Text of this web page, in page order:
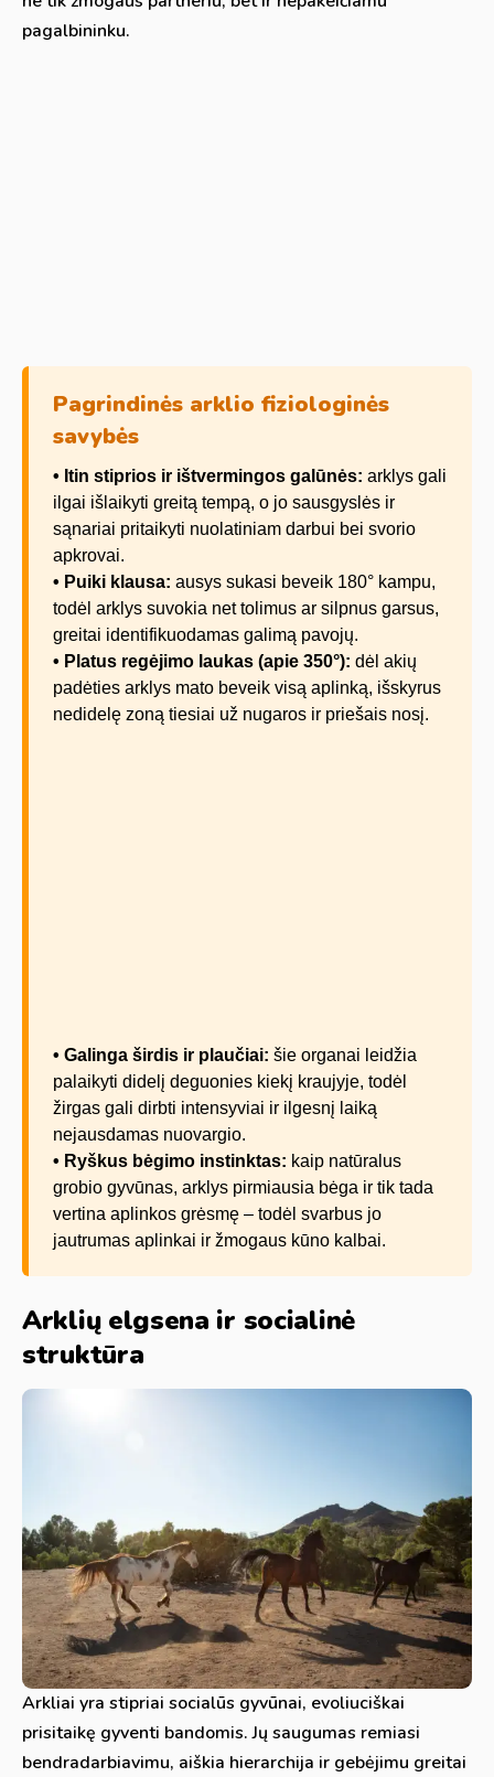
pagalbininku.
Pagrindinės arklio fiziologinės
savybės
• Itin stiprios ir ištvermingos galūnės: arklys gali
ilgai išlaikyti greitą tempą, o jo sausgyslės ir
sąnariai pritaikyti nuolatiniam darbui bei svorio
apkrovai.
• Puiki klausa: ausys sukasi beveik 180° kampu,
todėl arklys suvokia net tolimus ar silpnus garsus,
greitai identifikuodamas galimą pavojų.
• Platus regėjimo laukas (apie 350°): dėl akių
padėties arklys mato beveik visą aplinką, išskyrus
nedidelę zoną tiesiai už nugaros ir priešais nosį.
• Galinga širdis ir plaučiai: šie organai leidžia
palaikyti didelį deguonies kiekį kraujyje, todėl
žirgas gali dirbti intensyviai ir ilgesnį laiką
nejausdamas nuovargio.
• Ryškus bėgimo instinktas: kaip natūralus
grobio gyvūnas, arklys pirmiausia bėga ir tik tada
vertina aplinkos grėsmę – todėl svarbus jo
jautrumas aplinkai ir žmogaus kūno kalbai.
Arklių elgsena ir socialinė
struktūra
Arkliai yra stipriai socialūs gyvūnai, evoliuciškai
prisitaikę gyventi bandomis. Jų saugumas remiasi
bendradarbiavimu, aiškia hierarchija ir gebėjimu greitai